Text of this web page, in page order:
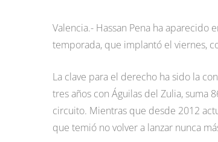
Valencia.- Hassan Pena ha aparecido
temporada, que implantó el viernes,
La clave para el derecho ha sido la
tres años con Águilas del Zulia, suma
circuito. Mientras que desde 2012
que temió no volver a lanzar nunca